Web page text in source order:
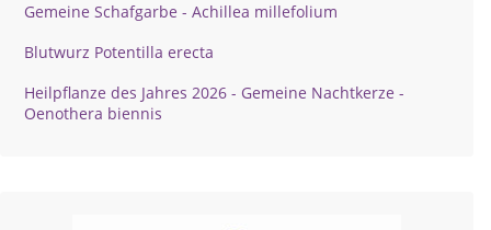
Gemeine Schafgarbe - Achillea millefolium
Blutwurz Potentilla erecta
Heilpflanze des Jahres 2026 - Gemeine Nachtkerze -
Oenothera biennis